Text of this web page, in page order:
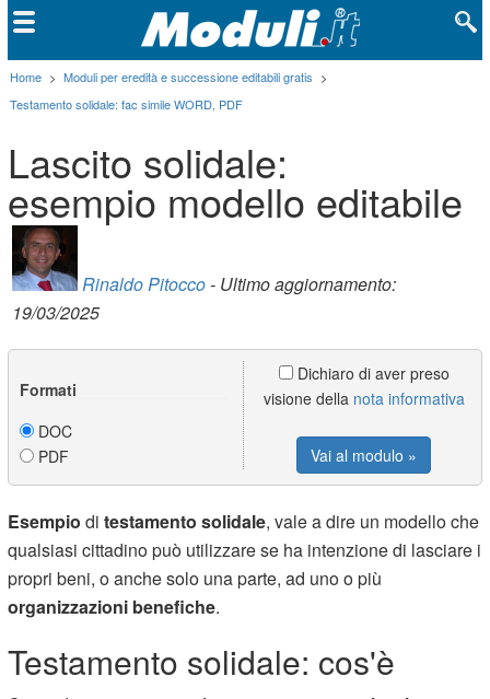
Home > Moduli per eredità e successione editabili gratis >
Testamento solidale: fac simile WORD, PDF
Lascito solidale:
esempio modello editabile
Rinaldo Pitocco- Ultimo aggiornamento:
19/03/2025
Formati
DOC
PDF
Dichiaro di aver preso
visione della nota informativa
Vai al modulo »
Esempio ditestamento solidale, vale a dire un modello che
qualsiasi cittadino può utilizzare se ha intenzione di lasciare i
propri beni, o anche solo una parte, ad uno o più
organizzazioni benefiche.
Testamento solidale: cos'è